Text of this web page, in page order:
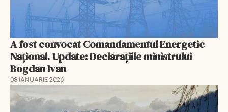
A fost convocat Comandamentul Energetic
Naţional. Update: Declaraţiile ministrului
Bogdan Ivan
08 IANUARIE 2026